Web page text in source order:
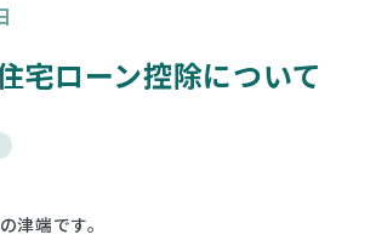
宅ローン控除について
津端です。